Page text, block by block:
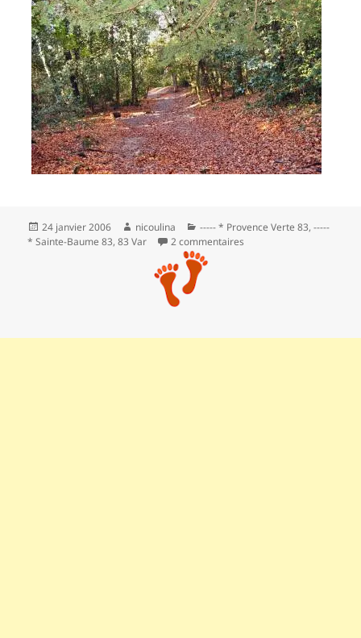
Publié
le
24 janvier 2006 Auteur
nicoulina Catégories
----- * Provence Verte 83,-----
* Sainte-Baume 83,83 Var 2 commentaires